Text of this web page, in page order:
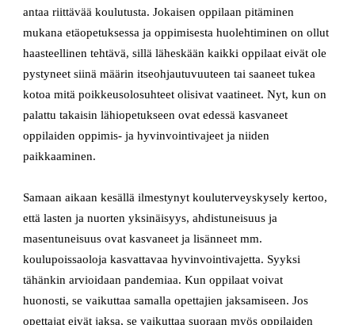
antaa riittävää koulutusta. Jokaisen oppilaan pitäminen
mukana etäopetuksessa ja oppimisesta huolehtiminen on ollut
haasteellinen tehtävä, sillä läheskään kaikki oppilaat eivät ole
pystyneet siinä määrin itseohjautuvuuteen tai saaneet tukea
kotoa mitä poikkeusolosuhteet olisivat vaatineet. Nyt, kun on
palattu takaisin lähiopetukseen ovat edessä kasvaneet
oppilaiden oppimis- ja hyvinvointivajeet ja niiden
paikkaaminen.
Samaan aikaan kesällä ilmestynyt kouluterveyskysely kertoo,
että lasten ja nuorten yksinäisyys, ahdistuneisuus ja
masentuneisuus ovat kasvaneet ja lisänneet mm.
koulupoissaoloja kasvattavaa hyvinvointivajetta. Syyksi
tähänkin arvioidaan pandemiaa. Kun oppilaat voivat
huonosti, se vaikuttaa samalla opettajien jaksamiseen. Jos
opettajat eivät jaksa, se vaikuttaa suoraan myös oppilaiden